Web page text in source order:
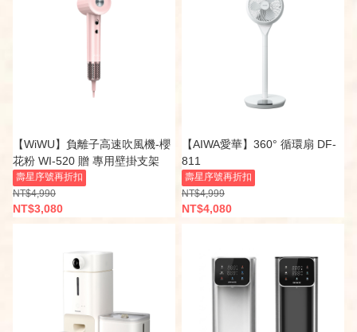
【WiWU】負離子高速吹風機-櫻
花粉 WI-520 贈 專用壁掛支架
壽星序號再折扣
NT$4,990
NT$3,080
【AIWA愛華】360° 循環扇 DF-
811
壽星序號再折扣
NT$4,999
NT$4,080